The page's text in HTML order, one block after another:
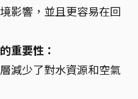
影響，並且更容易在回
重要性：
減少了對水資源和空氣